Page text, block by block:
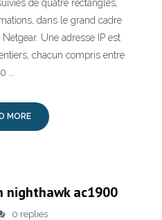
de quatre rectangles,
dans le grand cadre
Une adresse IP est
chacun compris entre
0 …
MORE
nighthawk ac1900
0 replies